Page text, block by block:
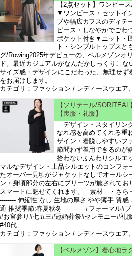
【2点セット】ワンピー
▼ワンピース・セットイ
ブや幅広カフスのディテ
ピース・しなやかでごわ
ポケット付き▼ニット・
ト・シンプルトップスと
グ/Rowing2025年デビューの、ベルメゾンオ
ド。最近カジュアルがなんだかしっくりこな
サイズ感・デザインにこだわった、無理せず
をお届けします。
カテゴリ：ファッション / レディースウエア,
【ソリテール/
【喪服・礼服】
―デザイン・スタイリン
なれ感を高めてくれる重
ザイン・着脱しやすいフ
節問わず着用できるのが
拾わないふんわりシルエ
マルなデザイン・上品シルエットのコンフォ
たオーバー見頃がジャケットなしでオールシ
ン・身頃部分の左右にプリーツが施されてお
スマートに魅せてくれます。―素材―・さら
-------- 伸縮性:なし 生地の厚さ:やや薄手 質
通 推奨季節:春夏秋冬 -----------#フォーマル#
#お宮参り#七五三#冠婚葬祭#セレモニー#礼
#40代
カテゴリ：ファッション / レディースウエア,
【ベルメゾン】着心地ラ